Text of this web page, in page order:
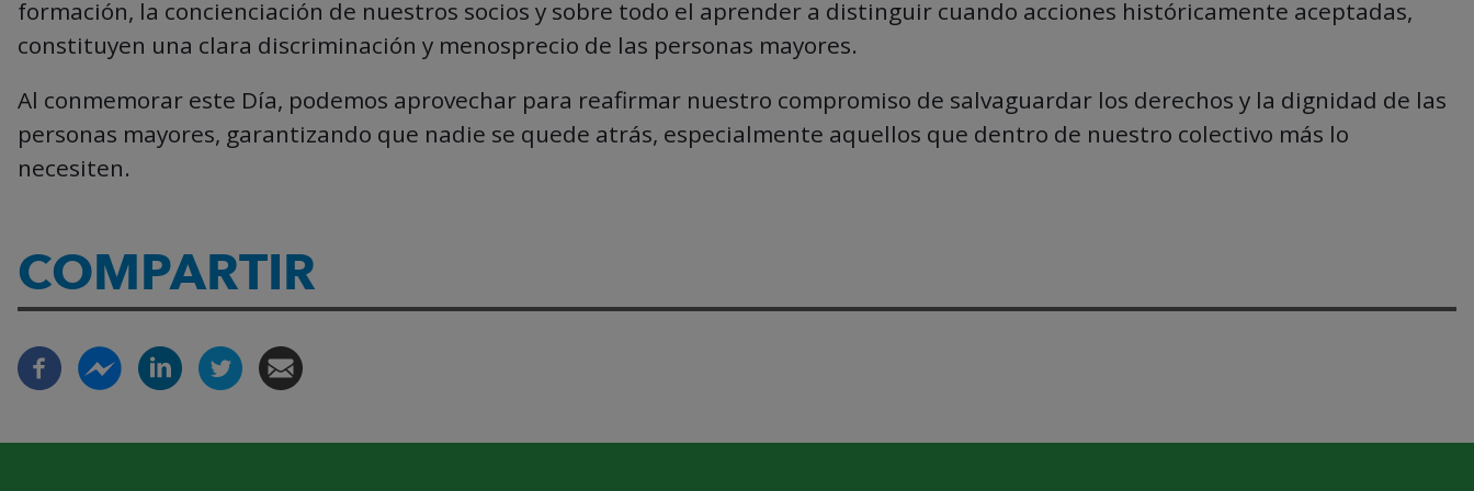
formación, la concienciación de nuestros socios y sobre todo el aprender a distinguir cuando acciones históricamente aceptadas,
constituyen una clara discriminación y menosprecio de las personas mayores.
Al conmemorar este Día, podemos aprovechar para reafirmar nuestro compromiso de salvaguardar los derechos y la dignidad de las
personas mayores, garantizando que nadie se quede atrás, especialmente aquellos que dentro de nuestro colectivo más lo
necesiten.
COMPARTIR